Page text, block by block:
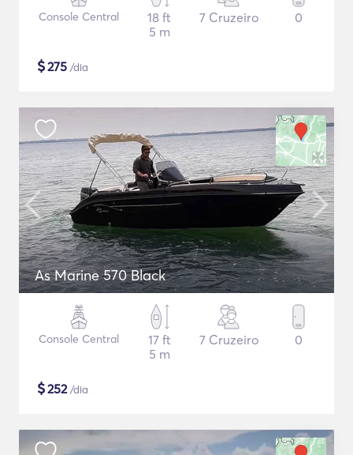
Console Central
18 ft
5 m
7 Cruzeiro 0
$275 /dia
As Marine 570 Black
Console Central
17 ft
5 m
7 Cruzeiro 0
$252/dia